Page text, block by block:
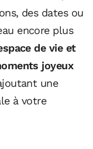
des dates ou
encore plus
de vie et
joyeux
une
à votre